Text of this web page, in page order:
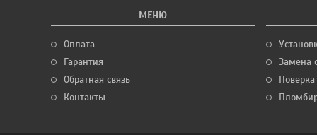
МЕНЮ
Оплата
Гарантия
Обратная связь
Контакты
Замена